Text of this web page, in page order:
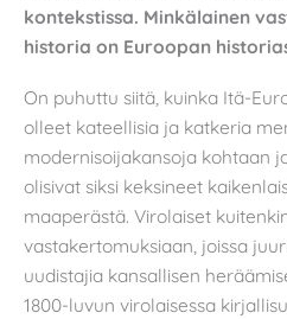
kontekstissa. Minkälainen
historia on Euroopan
On puhuttu siitä, kuinka Itä-
olleet kateellisia ja katkeria
modernisoijakansoja kohtaan
olisivat siksi keksineet
maaperästä. Virolaiset
vastakertomuksiaan, joissa
uudistajia kansallisen
1800-luvun virolaisessa